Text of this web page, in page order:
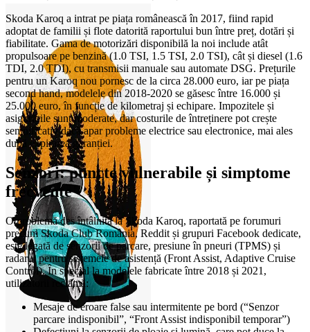
Skoda Karoq a intrat pe piața românească în 2017, fiind rapid
adoptat de familii și flote datorită raportului bun între preț, dotări și
fiabilitate. Gama de motorizări disponibilă la noi include atât
propulsoare pe benzină (1.0 TSI, 1.5 TSI, 2.0 TSI), cât și diesel (1.6
TDI, 2.0 TDI), cu transmisii manuale sau automate DSG. Prețurile
pentru un Karoq nou pornesc de la circa 28.000 euro, iar pe piața
second hand, modelele din 2018-2020 se găsesc între 16.000 și
25.000 euro, în funcție de kilometraj și echipare. Impozitele și
asigurările sunt moderate, dar costurile de întreținere pot crește
semnificativ dacă apar probleme electrice sau electronice, mai ales
după expirarea garanției.
Senzori: puncte vulnerabile și simptome
frecvente
O problemă des întâlnită la Skoda Karoq, raportată pe forumuri
precum Skoda Club România, Reddit și grupuri Facebook dedicate,
este legată de senzorii de parcare, presiune în pneuri (TPMS) și
radarul pentru sistemele de asistență (Front Assist, Adaptive Cruise
Control). În special la modelele fabricate între 2018 și 2021,
utilizatorii reclamă:
Mesaje de eroare false sau intermitente pe bord (“Senzor
parcare indisponibil”, “Front Assist indisponibil temporar”)